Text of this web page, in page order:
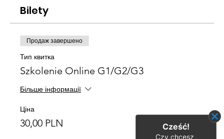
Bilety
Продаж завершено
Тип квитка
Szkolenie Online G1/G2/G3
Більше інформації
Ціна
30,00 PLN Cześć!
Czy chcesz,